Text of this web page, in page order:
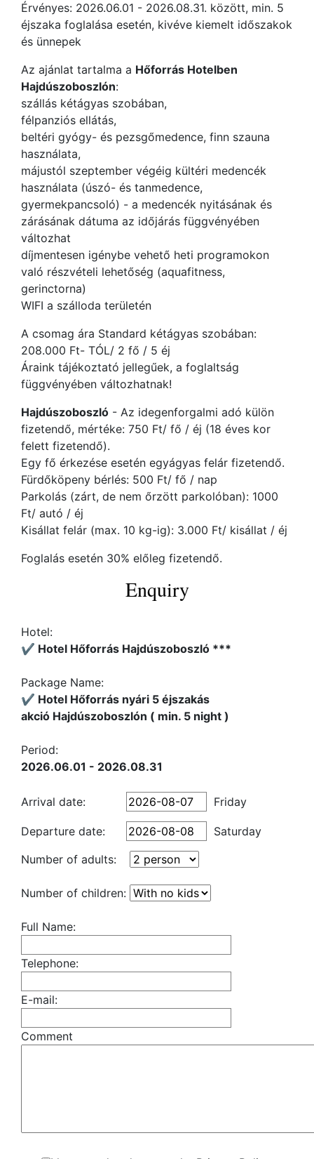
Érvényes: 2026.06.01 - 2026.08.31. között, min. 5
éjszaka foglalása esetén, kivéve kiemelt időszakok
és ünnepek
Az ajánlat tartalma a Hőforrás Hotelben
Hajdúszoboszlón:
szállás kétágyas szobában,
félpanziós ellátás,
beltéri gyógy- és pezsgőmedence, finn szauna
használata,
májustól szeptember végéig kültéri medencék
használata (úszó- és tanmedence,
gyermekpancsoló) - a medencék nyitásának és
zárásának dátuma az időjárás függvényében
változhat
díjmentesen igénybe vehető heti programokon
való részvételi lehetőség (aquafitness,
gerinctorna)
WIFI a szálloda területén
A csomag ára Standard kétágyas szobában:
208.000 Ft- TÓL/ 2 fő / 5 éj
Áraink tájékoztató jellegűek, a foglaltság
függvényében változhatnak!
Hajdúszoboszló - Az idegenforgalmi adó külön
fizetendő, mértéke: 750 Ft/ fő / éj (18 éves kor
felett fizetendő).
Egy fő érkezése esetén egyágyas felár fizetendő.
Fürdőköpeny bérlés: 500 Ft/ fő / nap
Parkolás (zárt, de nem őrzött parkolóban): 1000
Ft/ autó / éj
Kisállat felár (max. 10 kg-ig): 3.000 Ft/ kisállat / éj
Foglalás esetén 30% előleg fizetendő.
Enquiry
Hotel:
✔️ Hotel Hőforrás Hajdúszoboszló ***
Package Name:
✔️ Hotel Hőforrás nyári 5 éjszakás
akció Hajdúszoboszlón ( min. 5 night )
Period:
2026.06.01 - 2026.08.31
Arrival date: Friday
Departure date:
Saturday
Number of adults:
Number of children:
Full Name:
Telephone:
E-mail:
Comment